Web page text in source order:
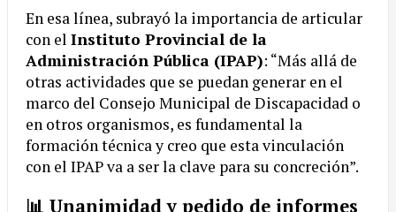
En esa línea, subrayó la importancia de articular
con el Instituto Provincial de la
Administración Pública (IPAP): “Más allá de
otras actividades que se puedan generar en el
marco del Consejo Municipal de Discapacidad o
en otros organismos, es fundamental la
formación técnica y creo que esta vinculación
con el IPAP va a ser la clave para su concreción”.
📊 Unanimidad y pedido de informes